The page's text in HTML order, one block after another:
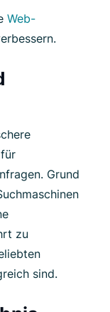
Web-
Grund
zu
sind.